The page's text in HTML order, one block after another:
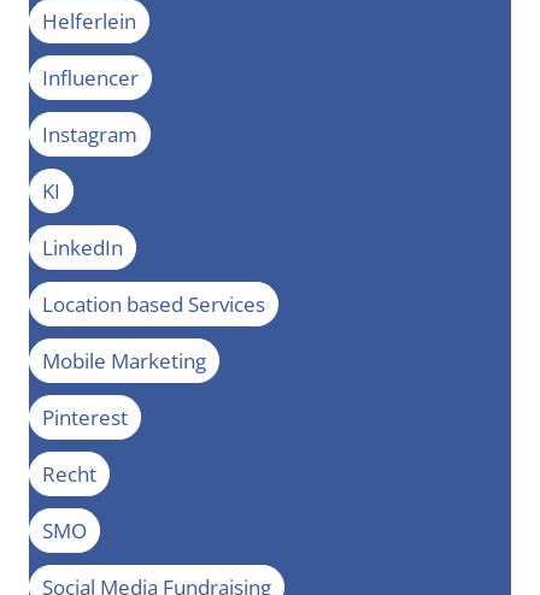
Helferlein
Influencer
Instagram
KI
LinkedIn
Location based Services
Mobile Marketing
Pinterest
Recht
SMO
Social Media Fundraising